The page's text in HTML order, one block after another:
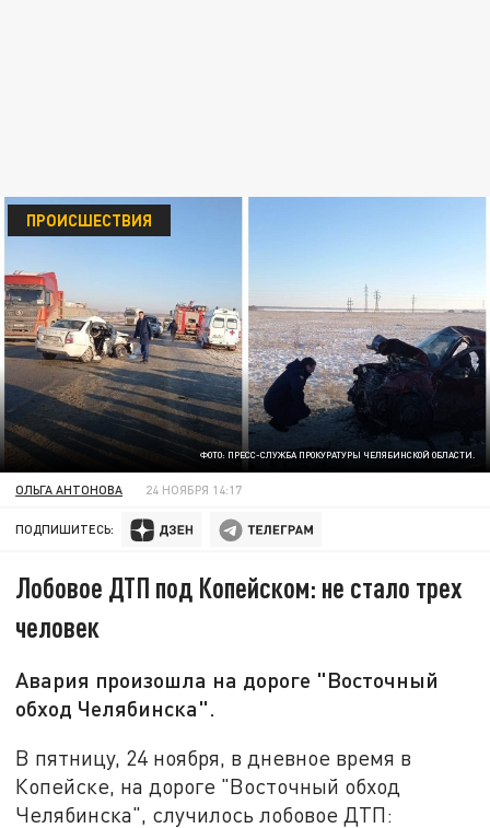
ФОТО: ПРЕСС-СЛУЖБА ПРОКУРАТУРЫ ЧЕЛЯБИНСКОЙ ОБЛАСТИ.
ПРОИСШЕСТВИЯ
ОЛЬГА АНТОНОВА 24 НОЯБРЯ 14:17
ПОДПИШИТЕСЬ:
Лобовое ДТП под Копейском: не стало трех
человек
Авария произошла на дороге "Восточный
обход Челябинска".
В пятницу, 24 ноября, в дневное время в
Копейске, на дороге "Восточный обход
Челябинска", случилось лобовое ДТП: